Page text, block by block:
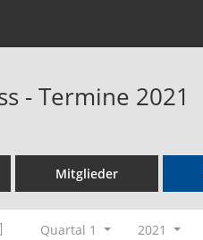
- Termine 2021
Mitglieder
Quartal 1 2021